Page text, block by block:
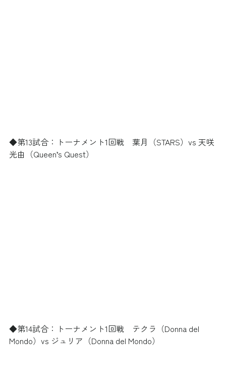
◆第13試合：トーナメント1回戦　葉月（STARS）vs 天咲
光由（Queen’s Quest）
◆第14試合：トーナメント1回戦　テクラ（Donna del
Mondo）vs ジュリア（Donna del Mondo）